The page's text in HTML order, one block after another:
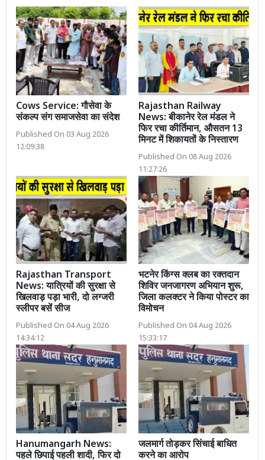
Cows Service: गौसेवा के
संकल्प संग समाजसेवा का संदेश
Published On 03 Aug 2026
12:09:38
Rajasthan Railway
News: बीकानेर रेल मंडल ने
फिर रचा कीर्तिमान, औसतन 13
मिनट में शिकायतों के निस्तारण
Published On 08 Aug 2026
11:27:26
Rajasthan Transport
News: यात्रियों की सुरक्षा से
खिलवाड़ पड़ा भारी, दो लग्जरी
स्लीपर बसें सीज
Published On 04 Aug 2026
14:34:12
भटनेर किंग्स क्लब का रक्तदान
शिविर जनजागरण अभियान शुरू,
जिला कलक्टर ने किया पोस्टर का
विमोचन
Published On 04 Aug 2026
15:33:17
Hanumangarh News:
पहले छिपाई पहली शादी, फिर दो
जलमार्ग तोड़कर सिंचाई बाधित
करने का आरोप